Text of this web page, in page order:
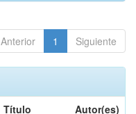
Anterior 1 Siguiente
Título Autor(es)